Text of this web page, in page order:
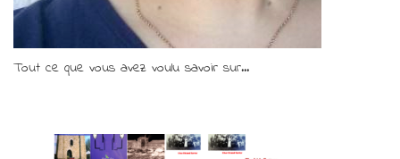
Tout ce que vous avez voulu savoir sur...